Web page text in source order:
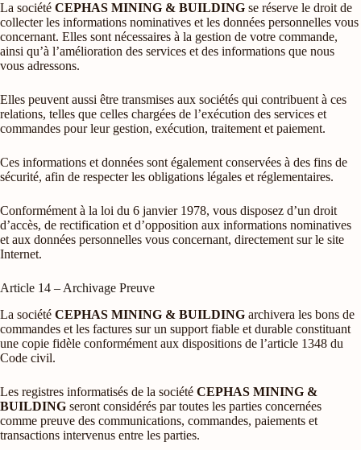
La société CEPHAS MINING & BUILDING se réserve le droit de
collecter les informations nominatives et les données personnelles vous
concernant. Elles sont nécessaires à la gestion de votre commande,
ainsi qu’à l’amélioration des services et des informations que nous
vous adressons.
Elles peuvent aussi être transmises aux sociétés qui contribuent à ces
relations, telles que celles chargées de l’exécution des services et
commandes pour leur gestion, exécution, traitement et paiement.
Ces informations et données sont également conservées à des fins de
sécurité, afin de respecter les obligations légales et réglementaires.
Conformément à la loi du 6 janvier 1978, vous disposez d’un droit
d’accès, de rectification et d’opposition aux informations nominatives
et aux données personnelles vous concernant, directement sur le site
Internet.
Article 14 – Archivage Preuve
La société CEPHAS MINING & BUILDING archivera les bons de
commandes et les factures sur un support fiable et durable constituant
une copie fidèle conformément aux dispositions de l’article 1348 du
Code civil.
Les registres informatisés de la société CEPHAS MINING &
BUILDING seront considérés par toutes les parties concernées
comme preuve des communications, commandes, paiements et
transactions intervenus entre les parties.